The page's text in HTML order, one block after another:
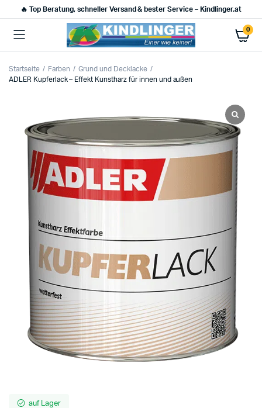
🔥 Top Beratung, schneller Versand & bester Service – Kindlinger.at
0
Startseite Farben
Grund und Decklacke
ADLER Kupferlack – Effekt Kunstharz für innen und außen
auf Lager